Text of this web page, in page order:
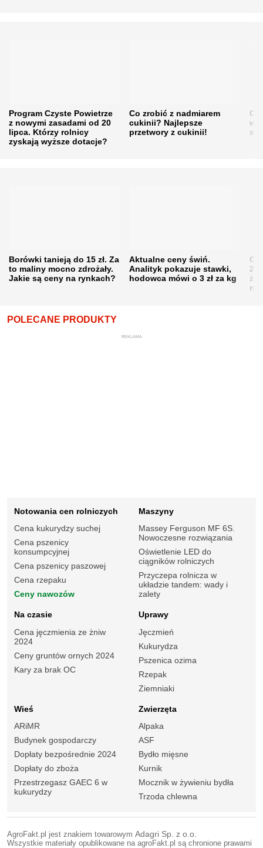
Program Czyste Powietrze
z nowymi zasadami od 20
lipca. Którzy rolnicy
zyskają wyższe dotacje?
Co zrobić z nadmiarem
cukinii? Najlepsze
przetwory z cukinii!
w
Borówki tanieją do 15 zł. Za
to maliny mocno zdrożały.
Jakie są ceny na rynkach?
Aktualne ceny świń.
Analityk pokazuje stawki,
hodowca mówi o 3 zł za kg
POLECANE PRODUKTY
REKLAMA
Notowania cen rolniczych
Cena kukurydzy suchej
Cena pszenicy
konsumpcyjnej
Cena pszenicy paszowej
Cena rzepaku
Ceny nawozów
Maszyny
Massey Ferguson MF 6S.
Nowoczesne rozwiązania
Oświetlenie LED do
ciągników rolniczych
Przyczepa rolnicza w
układzie tandem: wady i
zalety
Na czasie
Cena jęczmienia ze żniw
2024
Ceny gruntów ornych 2024
Kary za brak OC
Uprawy
Jęczmień
Kukurydza
Pszenica ozima
Rzepak
Ziemniaki
Wieś
ARiMR
Budynek gospodarczy
Dopłaty bezpośrednie 2024
Dopłaty do zboża
Przestrzegasz GAEC 6 w
kukurydzy
Zwierzęta
Alpaka
ASF
Bydło mięsne
Kurnik
Mocznik w żywieniu bydła
Trzoda chlewna
AgroFakt.pl jest znakiem towarowym Adagri Sp. z o.o.
Wszystkie materiały opublikowane na agroFakt.pl są chronione prawami